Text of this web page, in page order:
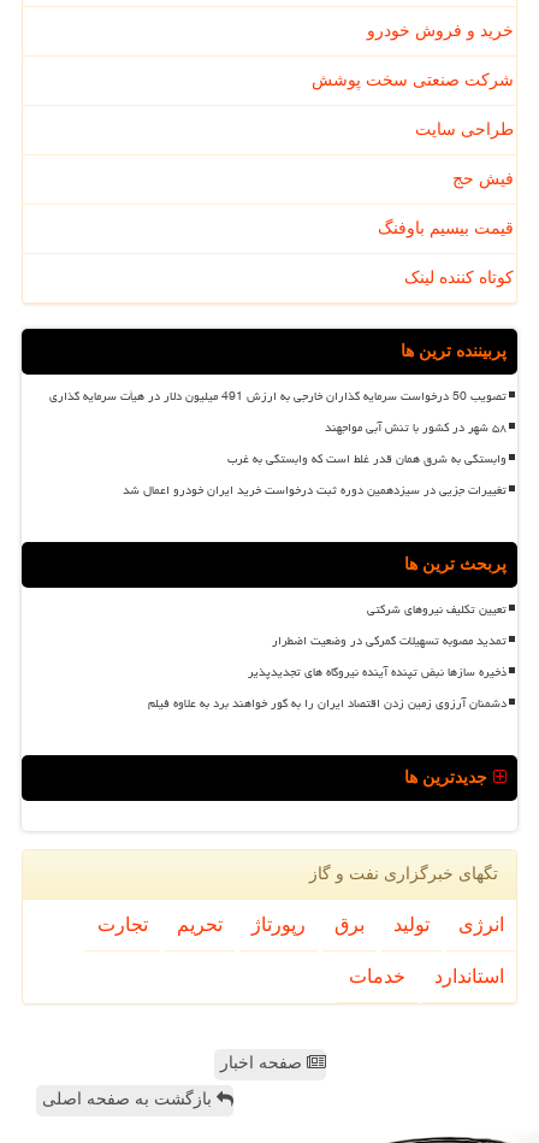
خرید و فروش خودرو
شرکت صنعتی سخت پوشش
طراحی سایت
فیش حج
قیمت بیسیم باوفنگ
کوتاه کننده لینک
پربیننده ترین ها
تصویب 50 درخواست سرمایه گذاران خارجی به ارزش 491 میلیون دلار در هیأت سرمایه گذاری
۵۸ شهر در کشور با تنش آبی مواجهند
وابستگی به شرق همان قدر غلط است که وابستگی به غرب
تغییرات جزیی در سیزدهمین دوره ثبت درخواست خرید ایران خودرو اعمال شد
پربحث ترین ها
تعیین تکلیف نیروهای شرکتی
تمدید مصوبه تسهیلات گمرکی در وضعیت اضطرار
ذخیره سازها نبض تپنده آینده نیروگاه های تجدیدپذیر
دشمنان آرزوی زمین زدن اقتصاد ایران را به گور خواهند برد به علاوه فیلم
جدیدترین ها
تگهای خبرگزاری نفت و گاز
انرژی تولید برق رپورتاژ تحریم تجارت
استاندارد خدمات
صفحه اخبار
بازگشت به صفحه اصلی